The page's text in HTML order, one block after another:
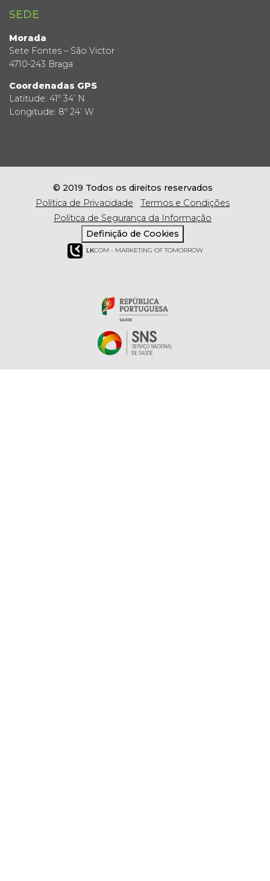
SEDE
Morada
Sete Fontes – São Victor
4710-243 Braga
Coordenadas GPS
Latitude: 41º 34’ N
Longitude: 8º 24’ W
© 2019 Todos os direitos reservados
Política de Privacidade
Termos e Condições
Política de Segurança da Informação
Definição de Cookies
LKCOM - MARKETING OF TOMORROW